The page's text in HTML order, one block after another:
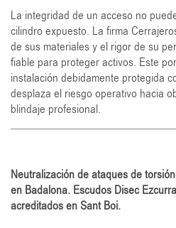
La integridad de un acceso no
cilindro expuesto. La firma
de sus materiales y el rigor de su
fiable para proteger activos. Este
instalación debidamente protegida
desplaza el riesgo operativo hacia
blindaje profesional.
Neutralización de ataques de
en Badalona. Escudos Disec
acreditados en Sant Boi.